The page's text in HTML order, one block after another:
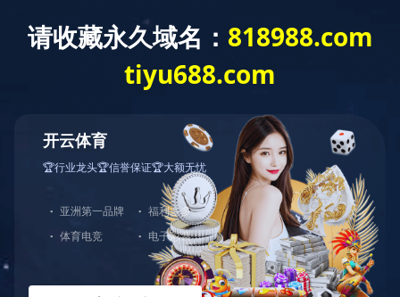
CASE SHOW视频中心